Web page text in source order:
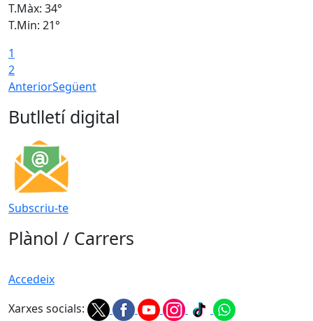
T.Màx: 34°
T.Min: 21°
1
2
AnteriorSegüent
Butlletí digital
Subscriu-te
Plànol / Carrers
Accedeix
Xarxes socials: